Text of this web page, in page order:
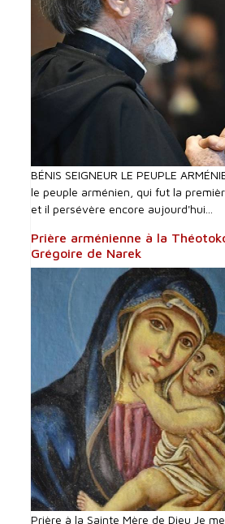
BÉNIS SEIGNEUR LE PEUPLE
le peuple arménien, qui fut la
et il persévère encore aujourd'hui...
Prière arménienne à la
Grégoire de Narek
Prière à la Sainte Mère de Dieu Je